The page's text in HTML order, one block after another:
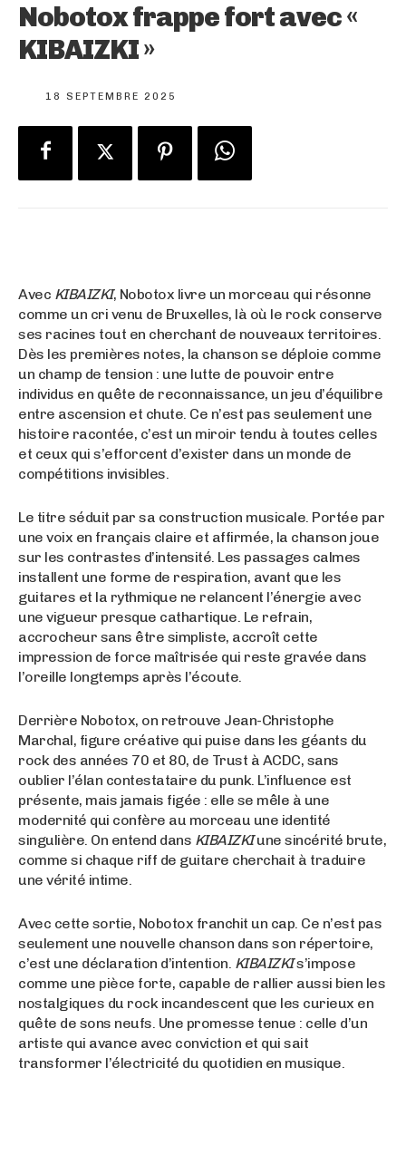
Nobotox frappe fort avec «
KIBAIZKI »
18 SEPTEMBRE 2025
Avec KIBAIZKI, Nobotox livre un morceau qui résonne
comme un cri venu de Bruxelles, là où le rock conserve
ses racines tout en cherchant de nouveaux territoires.
Dès les premières notes, la chanson se déploie comme
un champ de tension : une lutte de pouvoir entre
individus en quête de reconnaissance, un jeu d’équilibre
entre ascension et chute. Ce n’est pas seulement une
histoire racontée, c’est un miroir tendu à toutes celles
et ceux qui s’efforcent d’exister dans un monde de
compétitions invisibles.
Le titre séduit par sa construction musicale. Portée par
une voix en français claire et affirmée, la chanson joue
sur les contrastes d’intensité. Les passages calmes
installent une forme de respiration, avant que les
guitares et la rythmique ne relancent l’énergie avec
une vigueur presque cathartique. Le refrain,
accrocheur sans être simpliste, accroît cette
impression de force maîtrisée qui reste gravée dans
l’oreille longtemps après l’écoute.
Derrière Nobotox, on retrouve Jean-Christophe
Marchal, figure créative qui puise dans les géants du
rock des années 70 et 80, de Trust à ACDC, sans
oublier l’élan contestataire du punk. L’influence est
présente, mais jamais figée : elle se mêle à une
modernité qui confère au morceau une identité
singulière. On entend dans KIBAIZKIune sincérité brute,
comme si chaque riff de guitare cherchait à traduire
une vérité intime.
Avec cette sortie, Nobotox franchit un cap. Ce n’est pas
seulement une nouvelle chanson dans son répertoire,
c’est une déclaration d’intention. KIBAIZKIs’impose
comme une pièce forte, capable de rallier aussi bien les
nostalgiques du rock incandescent que les curieux en
quête de sons neufs. Une promesse tenue : celle d’un
artiste qui avance avec conviction et qui sait
transformer l’électricité du quotidien en musique.